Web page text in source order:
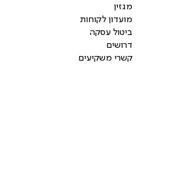
מגזין
מועדון לקוחות
ביטול עסקה
דרושים
קשרי משקיעים